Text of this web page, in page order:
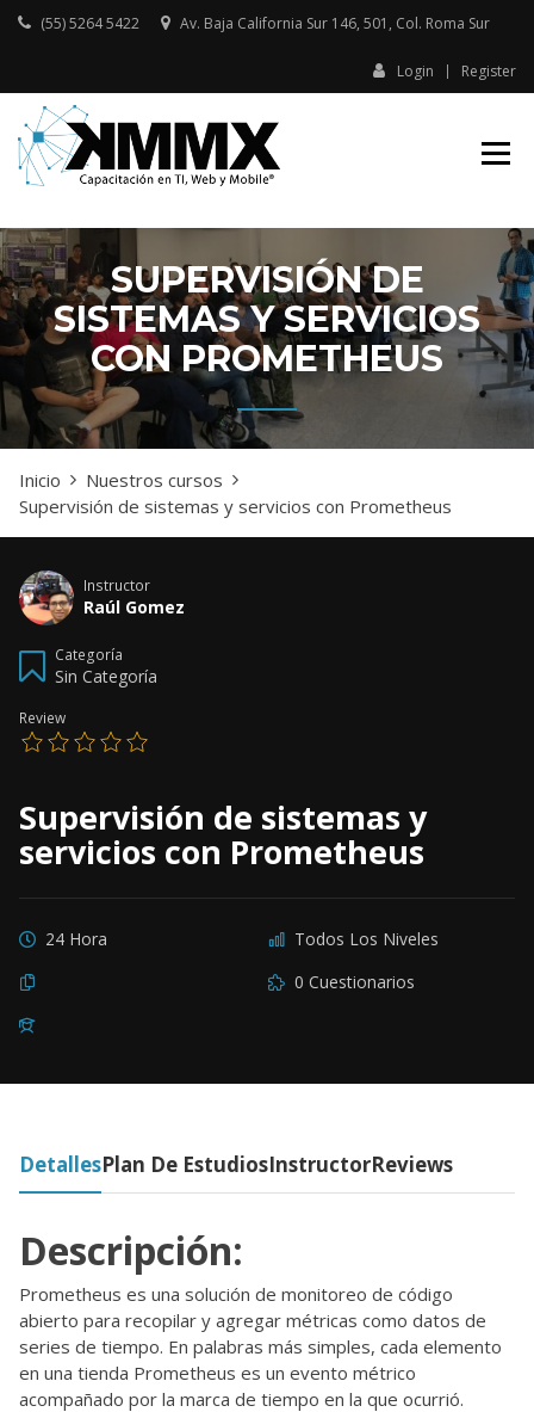
Skip
(55) 5264 5422 Av. Baja California Sur 146, 501, Col. Roma Sur​
Login Register
CAPACITACIÓN
SUPERVISIÓN DE
SISTEMAS Y SERVICIOS
CON PROMETHEUS
Inicio
Nuestros cursos
Supervisión de sistemas y servicios con Prometheus
Instructor
Raúl Gomez
Categoría
Sin Categoría
Review
Supervisión de sistemas y
servicios con Prometheus
24 Hora
Todos Los Niveles
0 Cuestionarios
DetallesPlan De EstudiosInstructorReviews
Descripción:
Prometheus es una solución de monitoreo de código
abierto para recopilar y agregar métricas como datos de
series de tiempo. En palabras más simples, cada elemento
en una tienda Prometheus es un evento métrico
acompañado por la marca de tiempo en la que ocurrió.